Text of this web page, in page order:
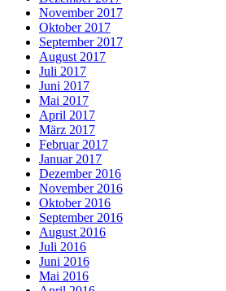
November 2017
Oktober 2017
September 2017
August 2017
Juli 2017
Juni 2017
Mai 2017
April 2017
März 2017
Februar 2017
Januar 2017
Dezember 2016
November 2016
Oktober 2016
September 2016
August 2016
Juli 2016
Juni 2016
Mai 2016